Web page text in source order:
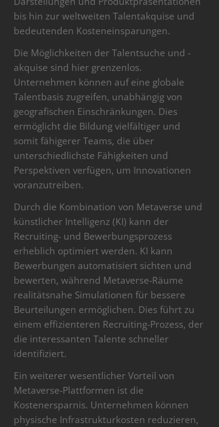
bis hin zur weltweiten Talentakquise und
bedeutenden Kosteneinsparungen.
Die Möglichkeiten der Talentsuche und -
akquise sind hier grenzenlos.
Unternehmen können auf eine globale
Talentbasis zugreifen, unabhängig von
geografischen Einschränkungen. Dies
ermöglicht die Bildung vielfältiger und
somit fähigerer Teams, die über
unterschiedlichste Fähigkeiten und
Perspektiven verfügen, um Innovationen
voranzutreiben.
Durch die Kombination von Metaverse und
künstlicher Intelligenz (KI) kann der
Recruiting- und Bewerbungsprozess
erheblich optimiert werden. KI kann
Bewerbungen automatisiert sichten und
bewerten, während Metaverse-Räume
realitätsnahe Simulationen für bessere
Beurteilungen ermöglichen. Dies führt zu
einem effizienteren Recruiting-Prozess, der
die interessanten Talente schneller
identifiziert.
Ein weiterer wesentlicher Vorteil von
Metaverse-Plattformen ist die
Kostenersparnis. Unternehmen können
physische Infrastrukturkosten reduzieren,